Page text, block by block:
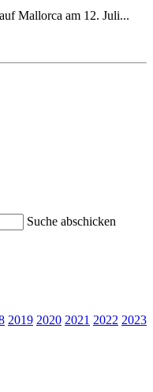
Mallorca am 12. Juli...
Suche abschicken
2019 2020 2021 2022 2023